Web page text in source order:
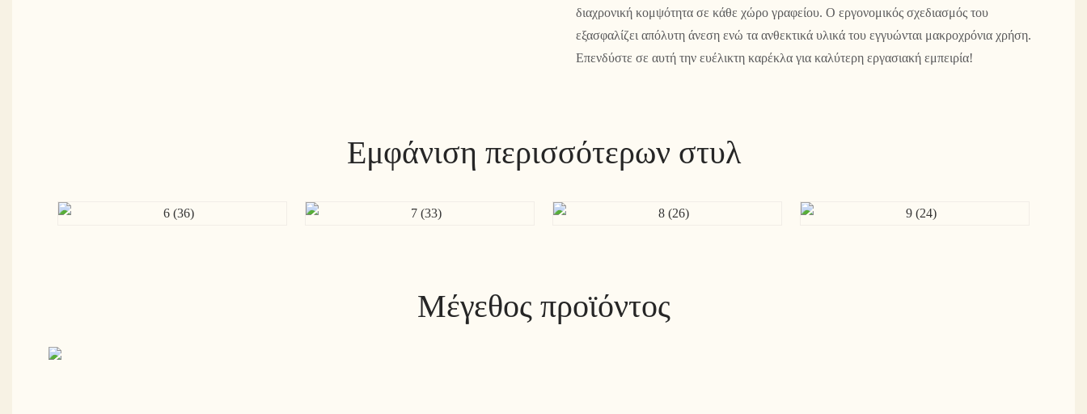
διαχρονική κομψότητα σε κάθε χώρο γραφείου. Ο εργονομικός σχεδιασμός του
εξασφαλίζει απόλυτη άνεση ενώ τα ανθεκτικά υλικά του εγγυώνται μακροχρόνια χρήση.
Επενδύστε σε αυτή την ευέλικτη καρέκλα για καλύτερη εργασιακή εμπειρία!
Εμφάνιση περισσότερων στυλ
Μέγεθος προϊόντος